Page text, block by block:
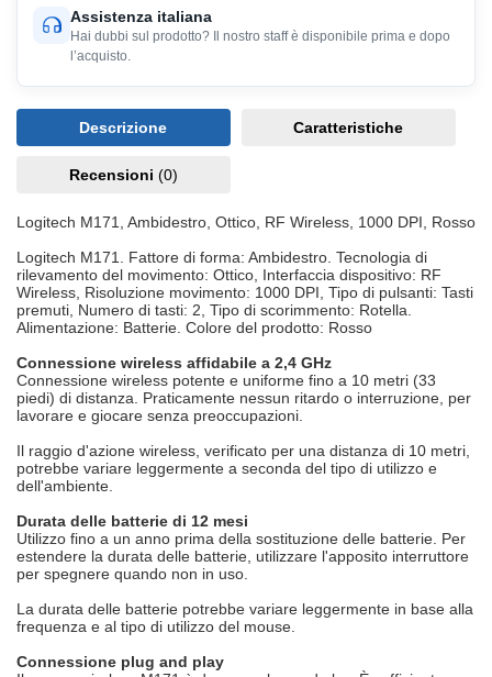
Assistenza italiana
Hai dubbi sul prodotto? Il nostro staff è disponibile prima e dopo
l’acquisto.
Descrizione Caratteristiche
Recensioni (0)
Logitech M171, Ambidestro, Ottico, RF Wireless, 1000 DPI, Rosso
Logitech M171. Fattore di forma: Ambidestro. Tecnologia di
rilevamento del movimento: Ottico, Interfaccia dispositivo: RF
Wireless, Risoluzione movimento: 1000 DPI, Tipo di pulsanti: Tasti
premuti, Numero di tasti: 2, Tipo di scorimmento: Rotella.
Alimentazione: Batterie. Colore del prodotto: Rosso
Connessione wireless affidabile a 2,4 GHz
Connessione wireless potente e uniforme fino a 10 metri (33
piedi) di distanza. Praticamente nessun ritardo o interruzione, per
lavorare e giocare senza preoccupazioni.
Il raggio d'azione wireless, verificato per una distanza di 10 metri,
potrebbe variare leggermente a seconda del tipo di utilizzo e
dell'ambiente.
Durata delle batterie di 12 mesi
Utilizzo fino a un anno prima della sostituzione delle batterie. Per
estendere la durata delle batterie, utilizzare l'apposito interruttore
per spegnere quando non in uso.
La durata delle batterie potrebbe variare leggermente in base alla
frequenza e al tipo di utilizzo del mouse.
Connessione plug and play